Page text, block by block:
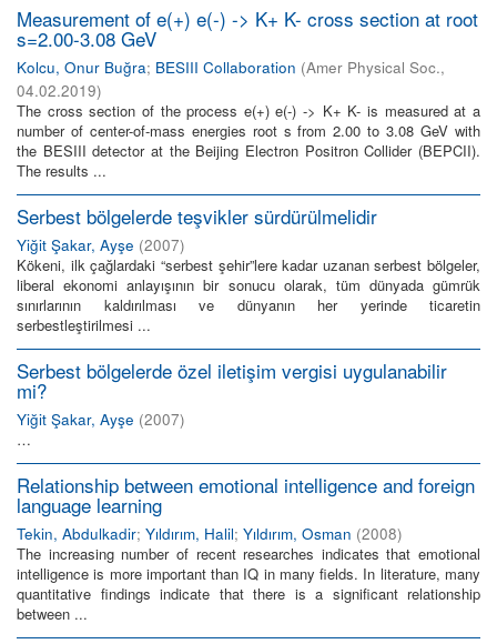
Measurement of e(+) e(-) -> K+ K- cross section at root
s=2.00-3.08 GeV
Kolcu, Onur Buğra; BESIII Collaboration (Amer Physical Soc.,
04.02.2019)
The cross section of the process e(+) e(-) -> K+ K- is measured at a
number of center-of-mass energies root s from 2.00 to 3.08 GeV with
the BESIII detector at the Beijing Electron Positron Collider (BEPCII).
The results ...
Serbest bölgelerde teşvikler sürdürülmelidir
Yiğit Şakar, Ayşe (2007)
Kökeni, ilk çağlardaki “serbest şehir”lere kadar uzanan serbest bölgeler,
liberal ekonomi anlayışının bir sonucu olarak, tüm dünyada gümrük
sınırlarının kaldırılması ve dünyanın her yerinde ticaretin
serbestleştirilmesi ...
Serbest bölgelerde özel iletişim vergisi uygulanabilir
mi?
Yiğit Şakar, Ayşe (2007)
…
Relationship between emotional intelligence and foreign
language learning
Tekin, Abdulkadir; Yıldırım, Halil; Yıldırım, Osman (2008)
The increasing number of recent researches indicates that emotional
intelligence is more important than IQ in many fields. In literature, many
quantitative findings indicate that there is a significant relationship
between ...